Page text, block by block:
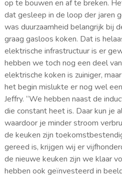
op te bouwen en af te breken.
dat gesleep in de loop der jaren
was duurzaamheid belangrijk bij
graag gasloos koken. Dat is
elektrische infrastructuur is er
hebben we toch nog een deel
elektrische koken is zuiniger,
het begin mislukte er nog wel
Jeffry. “We hebben naast de
die constant heet is. Daar kun je
waardoor je minder stroom
de keuken zijn
gereed is, krijgen wij er
de nieuwe keuken zijn we klaar
hebben ook geïnvesteerd in